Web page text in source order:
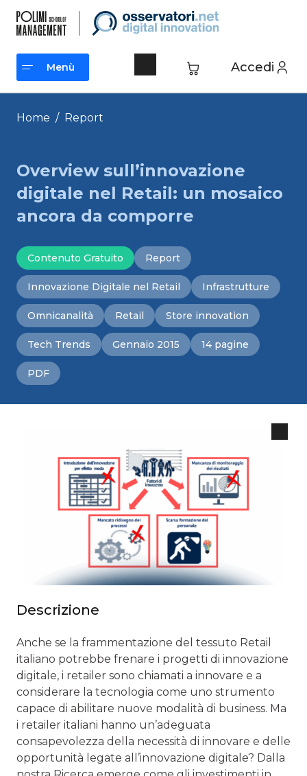
contenuto
Accedi
Menù
Menù
Home / Report
Overview sull’innovazione
digitale nel Retail: un mosaico
ancora da comporre
Contenuto Gratuito Report
Innovazione Digitale nel Retail Infrastrutture
Omnicanalità Retail Store innovation
Tech Trends Gennaio 2015 14 pagine
PDF
Descrizione
Anche se la frammentazione del tessuto Retail
italiano potrebbe frenare i progetti di innovazione
digitale, i retailer sono chiamati a innovare e a
considerare la tecnologia come uno strumento
capace di abilitare nuove modalità di business. Ma
i retailer italiani hanno un’adeguata
consapevolezza della necessità di innovare e delle
opportunità legate all’innovazione digitale? Dalla